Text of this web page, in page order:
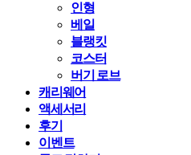
인형
베일
블랭킷
코스터
버기 로브
캐리웨어
액세서리
후기
이벤트